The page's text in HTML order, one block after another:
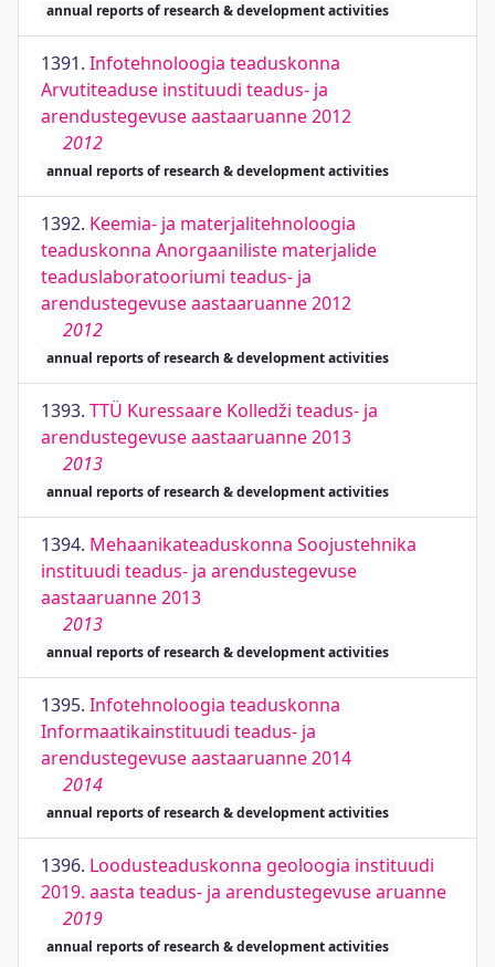
annual reports of research & development activities
1391. Infotehnoloogia teaduskonna
Arvutiteaduse instituudi teadus- ja
arendustegevuse aastaaruanne 2012
2012
annual reports of research & development activities
1392. Keemia- ja materjalitehnoloogia
teaduskonna Anorgaaniliste materjalide
teaduslaboratooriumi teadus- ja
arendustegevuse aastaaruanne 2012
2012
annual reports of research & development activities
1393. TTÜ Kuressaare Kolledži teadus- ja
arendustegevuse aastaaruanne 2013
2013
annual reports of research & development activities
1394. Mehaanikateaduskonna Soojustehnika
instituudi teadus- ja arendustegevuse
aastaaruanne 2013
2013
annual reports of research & development activities
1395. Infotehnoloogia teaduskonna
Informaatikainstituudi teadus- ja
arendustegevuse aastaaruanne 2014
2014
annual reports of research & development activities
1396. Loodusteaduskonna geoloogia instituudi
2019. aasta teadus- ja arendustegevuse aruanne
2019
annual reports of research & development activities